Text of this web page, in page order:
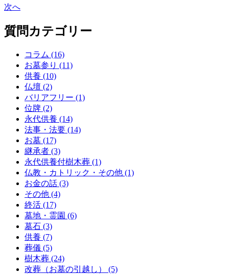
次へ
質問カテゴリー
コラム (16)
お墓参り (11)
供養 (10)
仏壇 (2)
バリアフリー (1)
位牌 (2)
永代供養 (14)
法事・法要 (14)
お墓 (17)
継承者 (3)
永代供養付樹木葬 (1)
仏教・カトリック・その他 (1)
お金の話 (3)
その他 (4)
終活 (17)
墓地・霊園 (6)
墓石 (3)
供養 (7)
葬儀 (5)
樹木葬 (24)
改葬（お墓の引越し） (5)